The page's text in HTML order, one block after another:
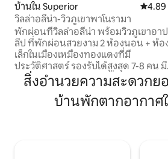
บ้านใน Superior คะแนน
4.89
วิลล่าอลีน่า-วิวภูเขาพาโนรามา
พักผ่อนที่วิลล่าอลีน่า พร้อมวิวภูเขาอาป
ลีป ที่พักผ่อนสวยงาม 2 ห้องนอน + ห้อ
เล็กในเมืองเหมืองทองแดงที่มี
ประวัติศาสตร์ รองรับได้สูงสุด 7-8 คน มี
เตียงควีนไซส์ เตียงแบบเลื่อนออกมาได้
โซฟาเบด ฟูก และเสื่อลมคู่เสริม เพลิดเ
กับเครื่องปรับอากาศส่วนกลาง พัดลม
สิ่งอำนวยความสะดวก
บ้านพักตากอากาศ